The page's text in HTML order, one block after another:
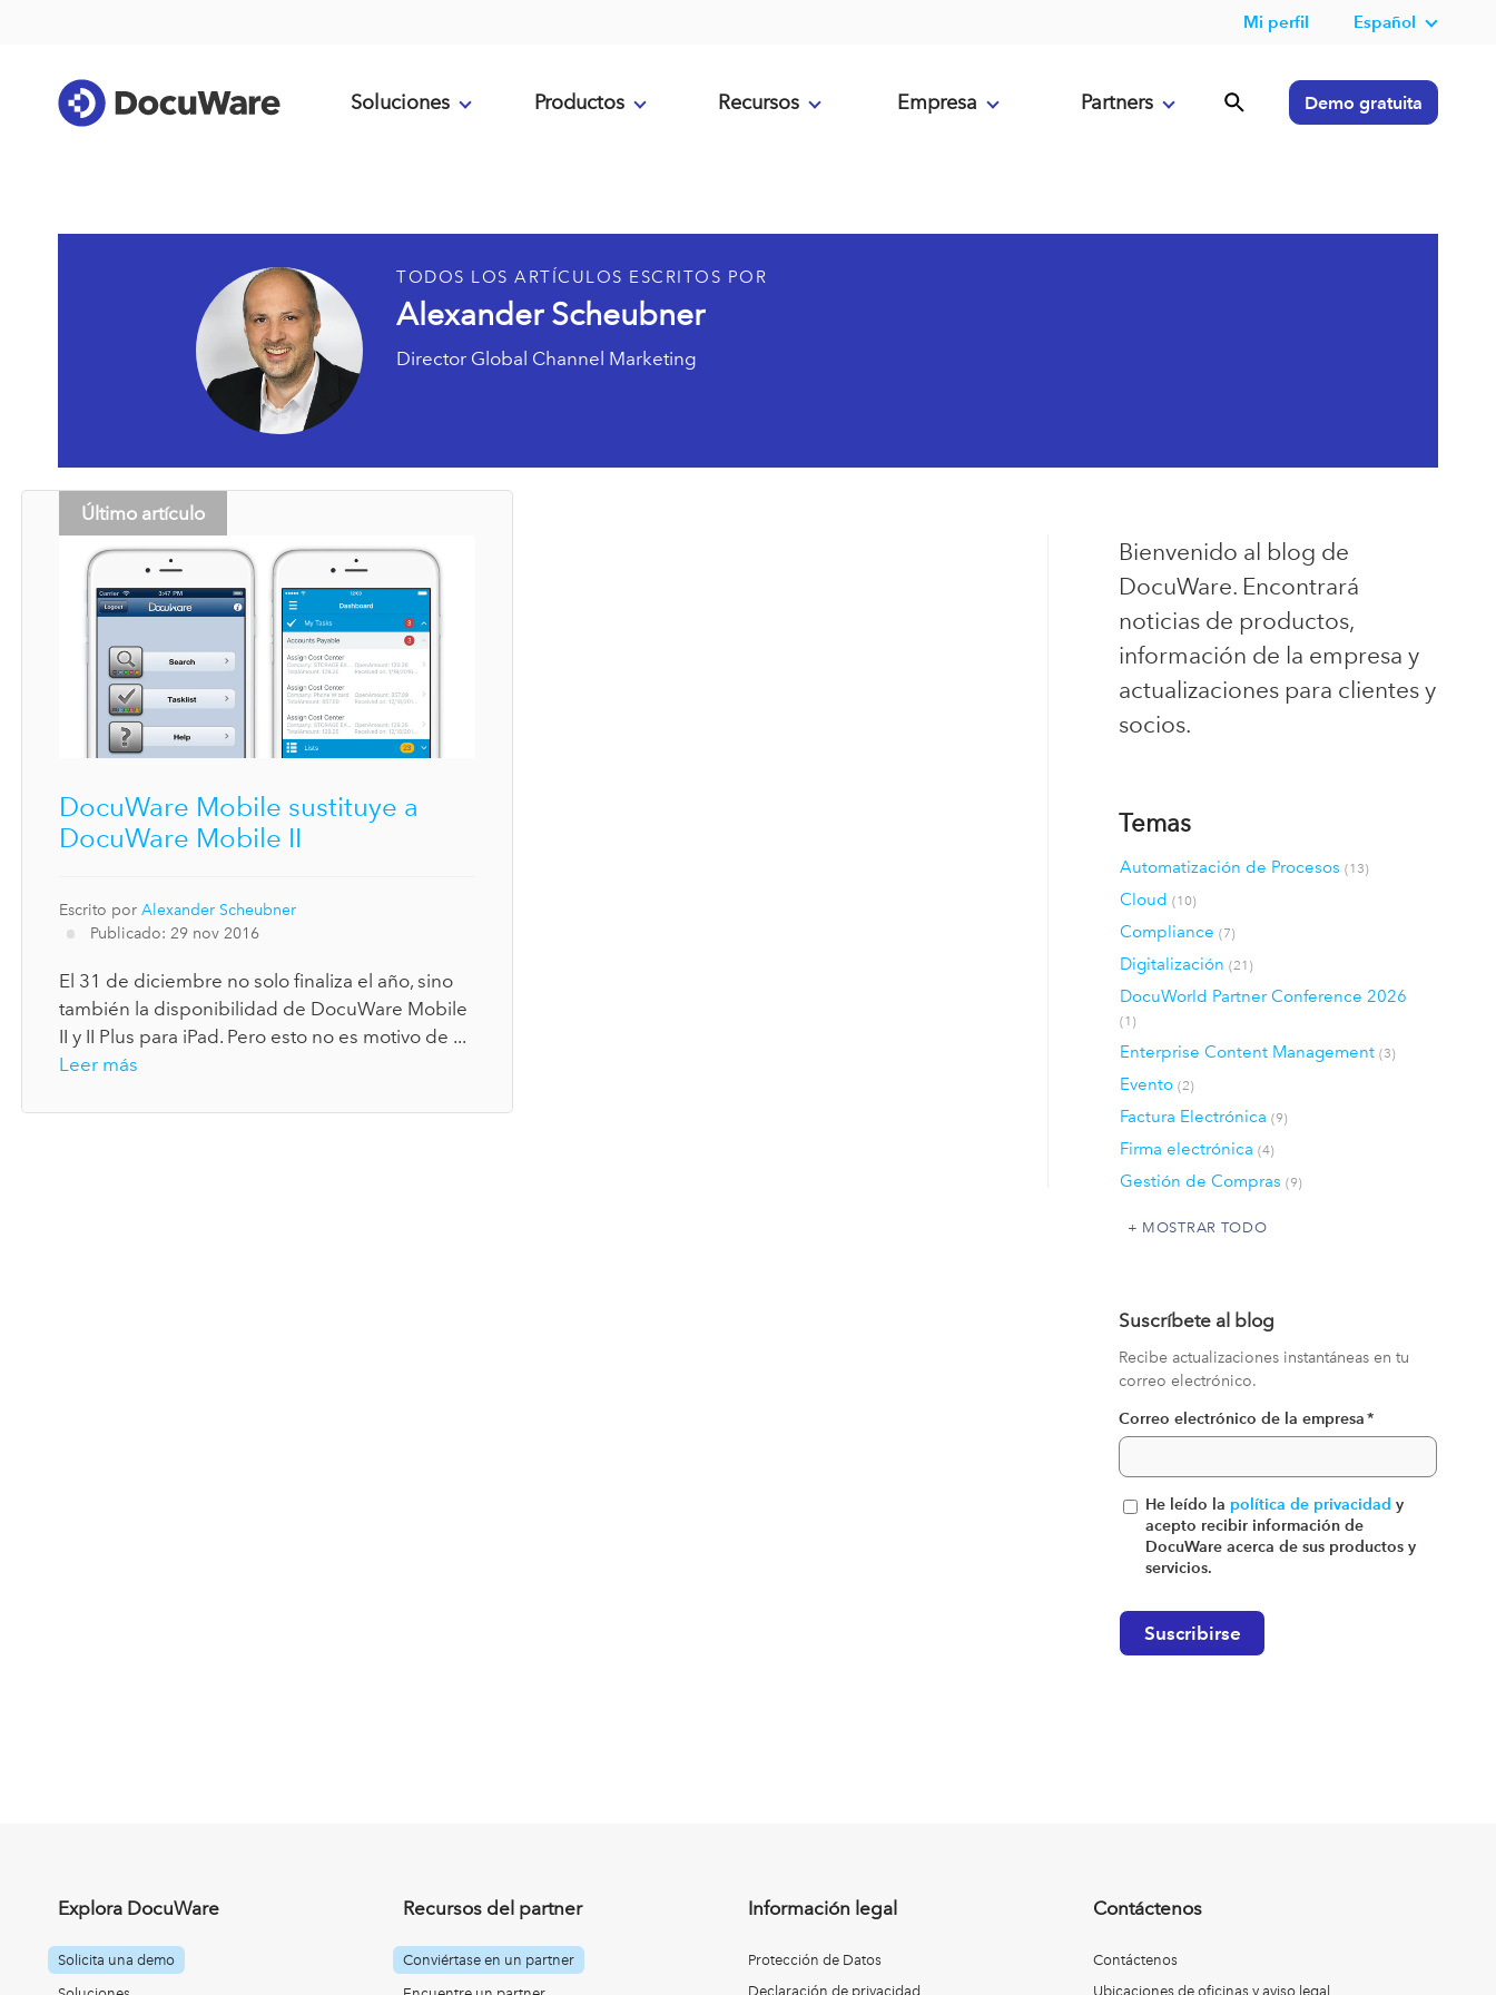
Mi perfil Español
Soluciones Productos Recursos Empresa Partners Demo gratuita
TODOS LOS ARTÍCULOS ESCRITOS POR
Alexander Scheubner
Director Global Channel Marketing
Último artículo
DocuWare Mobile sustituye a
DocuWare Mobile II
Escrito por Alexander Scheubner
Publicado: 29 nov 2016
El 31 de diciembre no solo finaliza el año, sino
también la disponibilidad de DocuWare Mobile
II y II Plus para iPad. Pero esto no es motivo de ...
Leer más
Bienvenido al blog de
DocuWare. Encontrará
noticias de productos,
información de la empresa y
actualizaciones para clientes y
socios.
Temas
Automatización de Procesos(13)
Cloud(10)
Compliance(7)
Digitalización(21)
DocuWorld Partner Conference 2026
(1)
Enterprise Content Management(3)
Evento(2)
Factura Electrónica(9)
Firma electrónica(4)
Gestión de Compras(9)
MOSTRAR TODO
Suscríbete al blog
Recibe actualizaciones instantáneas en tu
correo electrónico.
Correo electrónico de la empresa*
He leído la política de privacidad y
acepto recibir información de
DocuWare acerca de sus productos y
servicios.
Explora DocuWare
Solicita una demo
Recursos del partner
Conviértase en un partner
Información legal
Protección de Datos
Declaración de privacidad
Contáctenos
Contáctenos
Ubicaciones de oficinas y aviso legal